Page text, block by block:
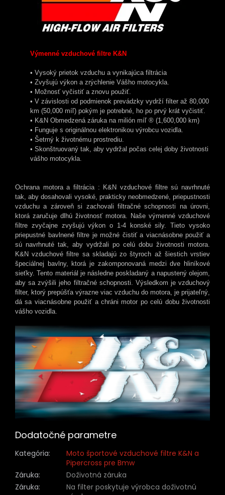
Výmenné vzduchové filtre K&N
• Vysoký prietok vzduchu a vynikajúca filtrácia
• Zvyšujú výkon a zrýchlenie Vášho motocykla.
• Možnosť vyčistiť a znovu použiť.
• V závislosti od podmienok prevádzky vydrží filter až 80,000
km (50,000 míľ) pokým je potrebné, ho po prvý krát vyčistiť.
• K&N Obmedzená záruka na milión míľ ® (1,600,000 km)
• Funguje s originálnou elektronikou výrobcu vozidla.
• Šetrný k životnému prostrediu.
• Skonštruovaný tak, aby vydržal počas celej doby životnosti
vášho motocykla.
Ochrana motora a filtrácia : K&N vzduchové filtre sú navrhnuté
tak, aby dosahovali vysoké, prakticky neobmedzené, priepustnosti
vzduchu a zároveň si zachovali filtračné schopnosti na úrovni,
ktorá zaručuje dlhú životnosť motora. Naše výmenné vzduchové
filtre zvyčajne zvyšujú výkon o 1-4 konské sily. Tieto vysoko
priepustné bavlnené filtre je možné čistiť a viacnásobne použiť a
sú navrhnuté tak, aby vydržali po celú dobu životnosti motora.
K&N vzduchové filtre sa skladajú zo štyroch až šiestich vrstiev
špeciálnej bavlny, ktorá je zakomponovaná medzi dve hliníkové
sieťky. Tento materiál je následne poskladaný a napustený olejom,
aby sa zvýšili jeho filtračné schopnosti. Výsledkom je vzduchový
filter, ktorý prepúšťa výrazne viac vzduchu do motora, je prijateľný,
dá sa viacnásobne použiť a chráni motor po celú dobu životnosti
vášho vozidla.
Dodatočné parametre
Kategória:
Moto športové vzduchové filtre K&N a
Pipercross pre Bmw
Záruka:
Doživotná záruka
Záruka:
Na filter poskytuje výrobca doživotnú